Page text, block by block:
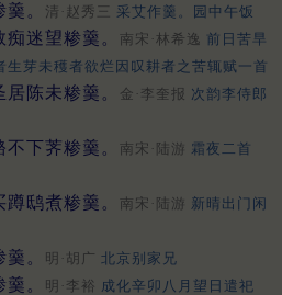
。 清·赵秀三 采艾作羹。园中午饭
迷望糁羹。 南宋·林希逸 前日苦旱
生芽未穫者欲烂因叹耕者之苦辄赋一首
陈未糁羹。 金·李奎报 次韵李侍郎
下荠糁羹。 南宋·陆游 霜夜二首
鸱煮糁羹。 南宋·陆游 新晴出门闲
。 明·胡广 北京别家兄
。 明·李裕 成化辛卯八月望日遣祀